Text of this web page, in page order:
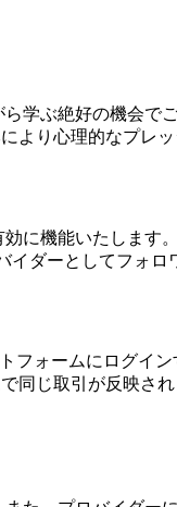
学ぶ絶好の機会
り心理的なプレ
に機能いたしま
ダーとしてフォ
ォームにログイ
じ取引が反映さ